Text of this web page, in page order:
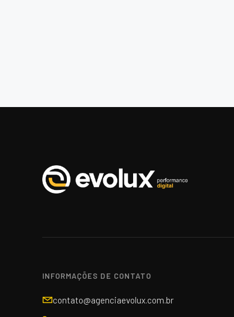
INFORMAÇÕES DE CONTATO
contato@agenciaevolux.com.br